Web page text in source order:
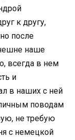
к другу,
после
наше
всегда в нем
и
в наших с ней
поводам
не требую
с немецкой